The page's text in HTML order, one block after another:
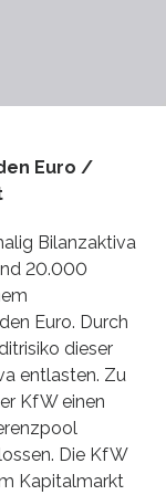
Euro /
Bilanzaktiva
20.000
Euro. Durch
dieser
entlasten. Zu
KfW einen
Die KfW
Kapitalmarkt